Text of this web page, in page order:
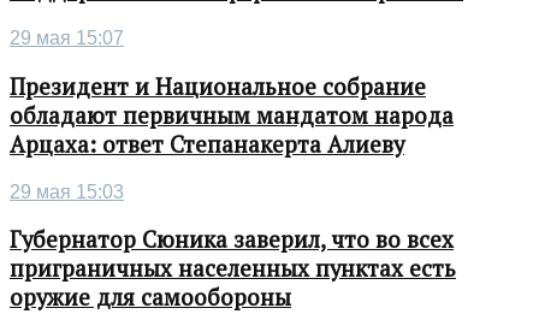
29 мая 15:07
Президент и Национальное собрание
обладают первичным мандатом народа
Арцаха: ответ Степанакерта Алиеву
29 мая 15:03
Губернатор Сюника заверил, что во всех
приграничных населенных пунктах есть
оружие для самообороны